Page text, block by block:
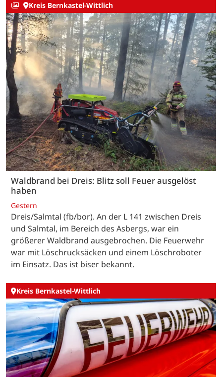
Kreis Bernkastel-Wittlich
Waldbrand bei Dreis: Blitz soll Feuer ausgelöst
haben
Gestern
Dreis/Salmtal (fb/bor). An der L 141 zwischen Dreis
und Salmtal, im Bereich des Asbergs, war ein
größerer Waldbrand ausgebrochen. Die Feuerwehr
war mit Löschrucksäcken und einem Löschroboter
im Einsatz. Das ist biser bekannt.
Kreis Bernkastel-Wittlich